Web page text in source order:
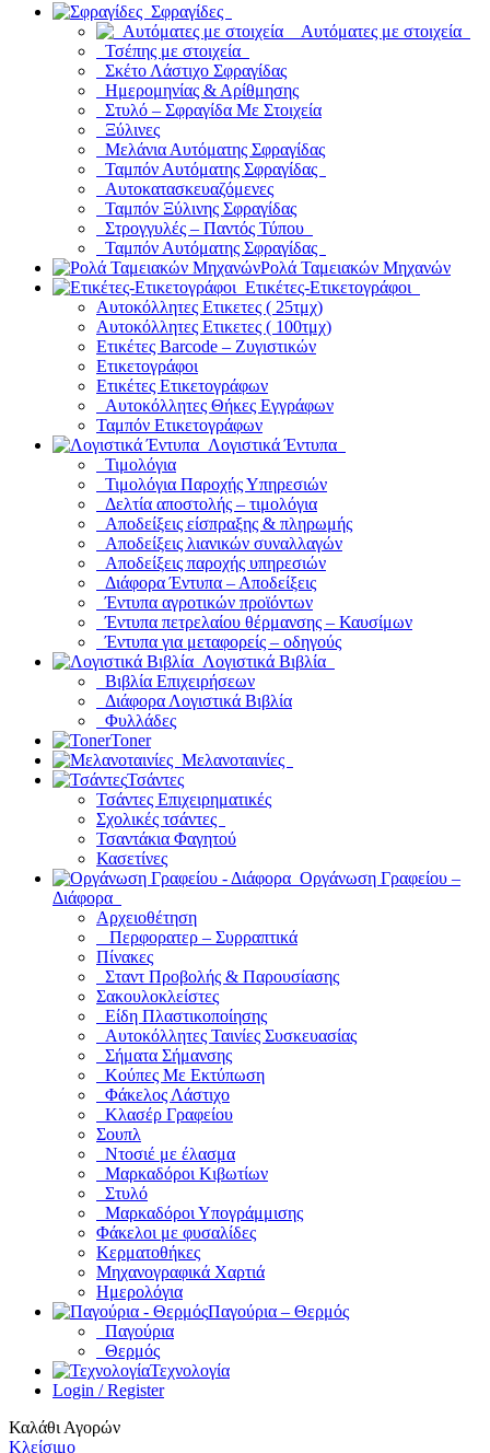
Σφραγίδες
Αυτόματες με στοιχεία
Τσέπης με στοιχεία
Σκέτο Λάστιχο Σφραγίδας
Ημερομηνίας & Αρίθμησης
Στυλό – Σφραγίδα Με Στοιχεία
Ξύλινες
Μελάνια Αυτόματης Σφραγίδας
Ταμπόν Αυτόματης Σφραγίδας
Αυτοκατασκευαζόμενες
Ταμπόν Ξύλινης Σφραγίδας
Στρογγυλές – Παντός Τύπου
Ταμπόν Αυτόματης Σφραγίδας
Ρολά Ταμειακών Μηχανών
Ετικέτες-Ετικετογράφοι
Αυτοκόλλητες Ετικετες ( 25τμχ)
Αυτοκόλλητες Ετικετες ( 100τμχ)
Ετικέτες Barcode – Ζυγιστικών
Ετικετογράφοι
Ετικέτες Ετικετογράφων
Αυτοκόλλητες Θήκες Εγγράφων
Ταμπόν Ετικετογράφων
Λογιστικά Έντυπα
Τιμολόγια
Τιμολόγια Παροχής Υπηρεσιών
Δελτία αποστολής – τιμολόγια
Αποδείξεις είσπραξης & πληρωμής
Αποδείξεις λιανικών συναλλαγών
Αποδείξεις παροχής υπηρεσιών
Διάφορα Έντυπα – Αποδείξεις
Έντυπα αγροτικών προϊόντων
Έντυπα πετρελαίου θέρμανσης – Καυσίμων
Έντυπα για μεταφορείς – οδηγούς
Λογιστικά Βιβλία
Βιβλία Επιχειρήσεων
Διάφορα Λογιστικά Βιβλία
Φυλλάδες
Toner
Μελανοταινίες
Τσάντες
Τσάντες Επιχειρηματικές
Σχολικές τσάντες
Τσαντάκια Φαγητού
Κασετίνες
Οργάνωση Γραφείου –
Διάφορα
Αρχειοθέτηση
Περφορατερ – Συρραπτικά
Πίνακες
Σταντ Προβολής & Παρουσίασης
Σακουλοκλείστες
Είδη Πλαστικοποίησης
Αυτοκόλλητες Ταινίες Συσκευασίας
Σήματα Σήμανσης
Κούπες Με Εκτύπωση
Φάκελος Λάστιχο
Κλασέρ Γραφείου
Σουπλ
Ντοσιέ με έλασμα
Μαρκαδόροι Κιβωτίων
Στυλό
Μαρκαδόροι Υπογράμμισης
Φάκελοι με φυσαλίδες
Κερματοθήκες
Μηχανογραφικά Χαρτιά
Ημερολόγια
Παγούρια – Θερμός
Παγούρια
Θερμός
Τεχνολογία
Login / Register
Καλάθι Αγορών
Κλείσιμο